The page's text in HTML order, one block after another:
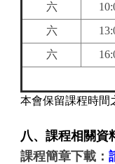
六
六
六
本會保留課程時間
八、課程相關資
課程簡章下載：